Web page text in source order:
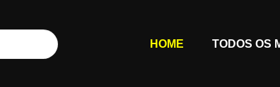
HOME TODOS OS